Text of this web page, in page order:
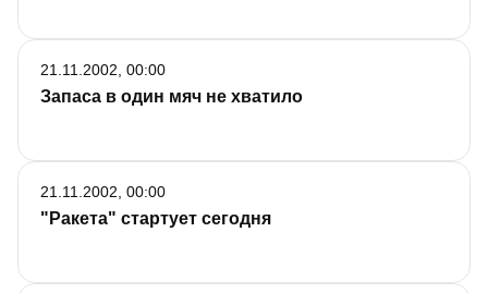
Запаса в один мяч не хватило
21.11.2002, 00:00
"Ракета" стартует сегодня
21.11.2002, 00:00